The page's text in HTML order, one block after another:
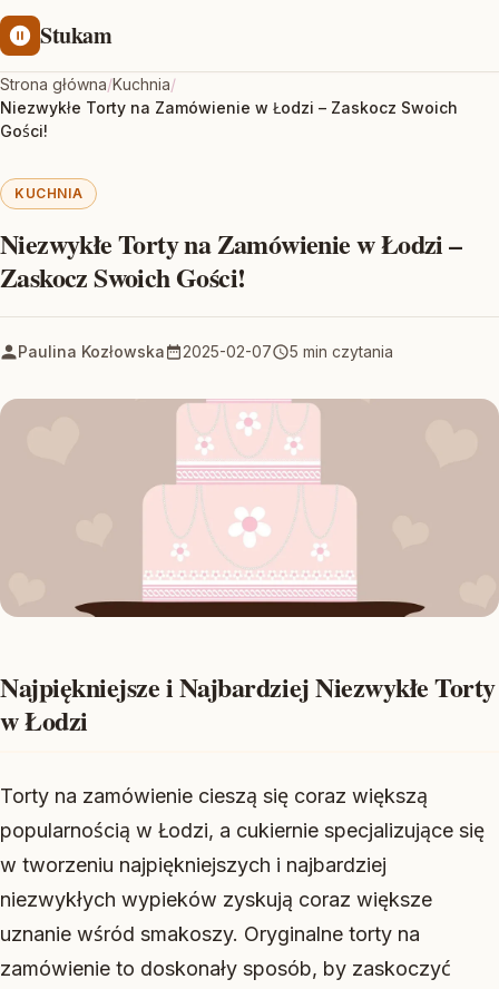
Stukam
Strona główna/Kuchnia/
Niezwykłe Torty na Zamówienie w Łodzi – Zaskocz Swoich
Gości!
KUCHNIA
Niezwykłe Torty na Zamówienie w Łodzi –
Zaskocz Swoich Gości!
Paulina Kozłowska 2025-02-07 5 min czytania
Najpiękniejsze i Najbardziej Niezwykłe Torty
w Łodzi
Torty na zamówienie cieszą się coraz większą
popularnością w Łodzi, a cukiernie specjalizujące się
w tworzeniu najpiękniejszych i najbardziej
niezwykłych wypieków zyskują coraz większe
uznanie wśród smakoszy. Oryginalne torty na
zamówienie to doskonały sposób, by zaskoczyć